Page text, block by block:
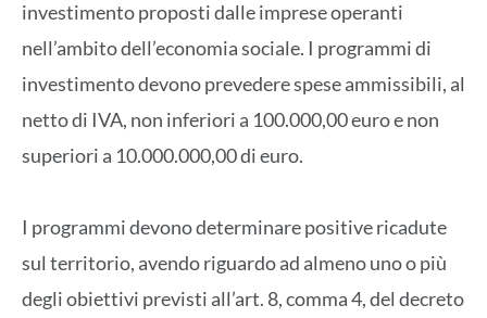
investimento proposti dalle imprese operanti
nell’ambito dell’economia sociale. I programmi di
investimento devono prevedere spese ammissibili, al
netto di IVA, non inferiori a 100.000,00 euro e non
superiori a 10.000.000,00 di euro.
I programmi devono determinare positive ricadute
sul territorio, avendo riguardo ad almeno uno o più
degli obiettivi previsti all’art. 8, comma 4, del decreto